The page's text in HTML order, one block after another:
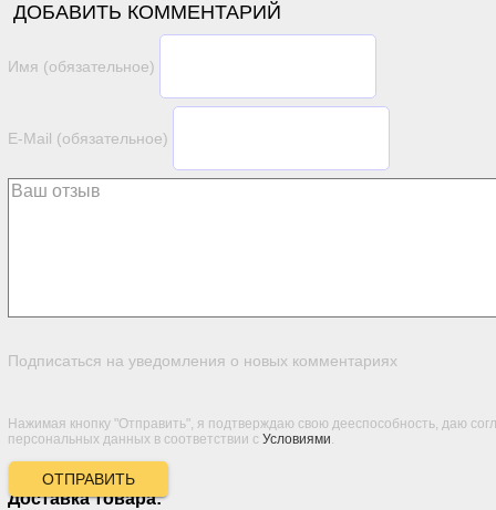
ДОБАВИТЬ КОММЕНТАРИЙ
Имя (обязательное)
E-Mail (обязательное)
Подписаться на уведомления о новых комментариях
Нажимая кнопку "Отправить", я подтверждаю свою дееспособность, даю
персональных данных в соответствии с Условиями.
ОТПРАВИТЬ
Доставка товара: